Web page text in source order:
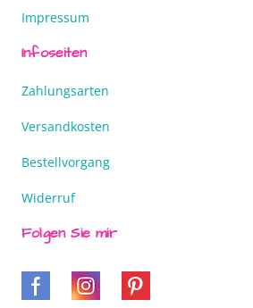
Impressum
Infoseiten
Zahlungsarten
Versandkosten
Bestellvorgang
Widerruf
Folgen Sie mir